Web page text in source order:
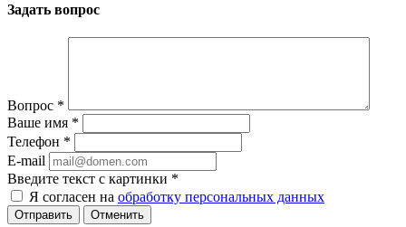
Задать вопрос
Вопрос *
Ваше имя *
Телефон *
E-mail
Введите текст с картинки *
Я согласен на обработку персональных данных
Отменить